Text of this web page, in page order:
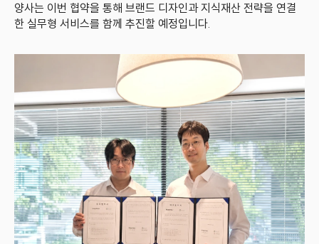
양사는 이번 협약을 통해 브랜드 디자인과 지식재산 전략을 연결
한 실무형 서비스를 함께 추진할 예정입니다.